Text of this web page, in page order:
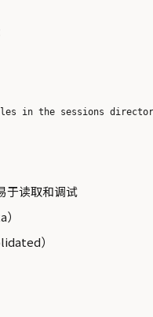
in the sessions
于读取和调试
）